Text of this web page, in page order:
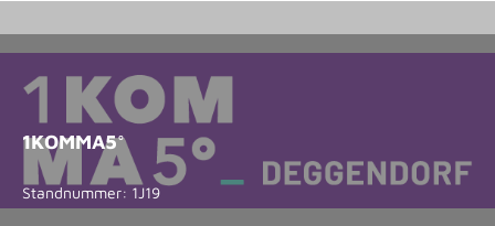
1KOMMA5°
Standnummer: 1J19